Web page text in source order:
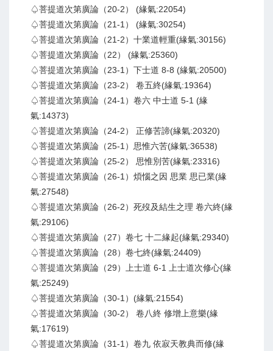
♤菩提道次第廣論（20-2） (緣氣:22054)
♤菩提道次第廣論（21-1） (緣氣:30254)
♤菩提道次第廣論（21-2）十業道輕重(緣氣:30156)
♤菩提道次第廣論（22） (緣氣:25360)
♤菩提道次第廣論（23-1）下士道 8-8 (緣氣:20500)
♤菩提道次第廣論（23-2） 卷五終(緣氣:19364)
♤菩提道次第廣論（24-1）卷六 中士道 5-1 (緣
氣:14373)
♤菩提道次第廣論（24-2） 正修苦諦(緣氣:20320)
♤菩提道次第廣論（25-1）思惟六苦(緣氣:36538)
♤菩提道次第廣論（25-2） 思惟別苦(緣氣:23316)
♤菩提道次第廣論（26-1）煩惱之因 思業 思已業(緣
氣:27548)
♤菩提道次第廣論（26-2）死歿及結生之理 卷六終(緣
氣:29106)
♤菩提道次第廣論（27）卷七 十二緣起(緣氣:29340)
♤菩提道次第廣論（28）卷七終(緣氣:24409)
♤菩提道次第廣論（29）上士道 6-1 上士道次修心(緣
氣:25249)
♤菩提道次第廣論（30-1）(緣氣:21554)
♤菩提道次第廣論（30-2） 卷八終 修增上意樂(緣
氣:17619)
♤菩提道次第廣論（31-1）卷九 依寂天教典而修(緣